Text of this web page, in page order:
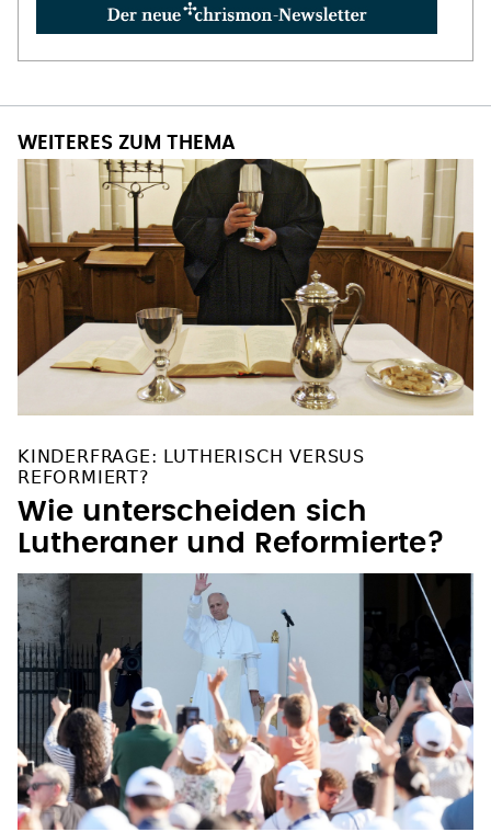
WEITERES ZUM THEMA
KINDERFRAGE: LUTHERISCH VERSUS
REFORMIERT?
Wie unterscheiden sich